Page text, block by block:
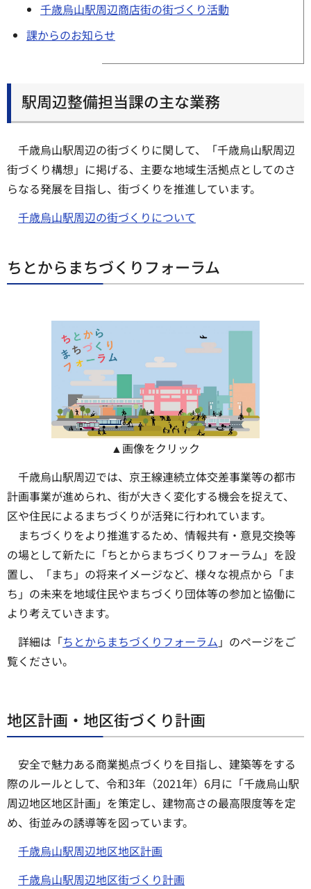
千歳烏山駅周辺商店街の街づくり活動
課からのお知らせ
駅周辺整備担当課の主な業務
千歳烏山駅周辺の街づくりに関して、「千歳烏山駅周辺
街づくり構想」に掲げる、主要な地域生活拠点としてのさ
らなる発展を目指し、街づくりを推進しています。
千歳烏山駅周辺の街づくりについて
ちとからまちづくりフォーラム
▲画像をクリック
千歳烏山駅周辺では、京王線連続立体交差事業等の都市
計画事業が進められ、街が大きく変化する機会を捉えて、
区や住民によるまちづくりが活発に行われています。
まちづくりをより推進するため、情報共有・意見交換等
の場として新たに「ちとからまちづくりフォーラム」を設
置し、「まち」の将来イメージなど、様々な視点から「ま
ち」の未来を地域住民やまちづくり団体等の参加と協働に
より考えていきます。
詳細は「ちとからまちづくりフォーラム 」のページをご
覧ください。
地区計画・地区街づくり計画
安全で魅力ある商業拠点づくりを目指し、建築等をする
際のルールとして、令和3年（2021年）6月に「千歳烏山駅
周辺地区地区計画」を策定し、建物高さの最高限度等を定
め、街並みの誘導等を図っています。
千歳烏山駅周辺地区地区計画
千歳烏山駅周辺地区街づくり計画